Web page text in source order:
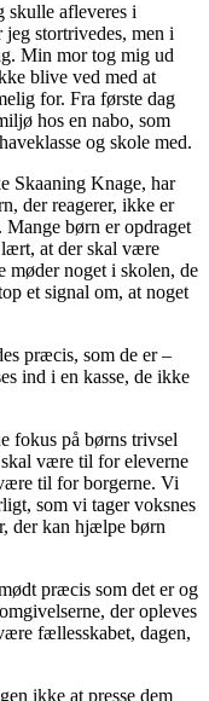
skulle afleveres i
stortrivedes, men i
Min mor tog mig ud
blive ved med at
for. Fra første dag
hos en nabo, som
og skole med.
Skaaning Knage, har
der reagerer, ikke er
Mange børn er opdraget
lært, at der skal være
møder noget i skolen, de
et signal om, at noget
præcis, som de er –
ind i en kasse, de ikke
fokus på børns trivsel
være til for eleverne
til for borgerne. Vi
som vi tager voksnes
der kan hjælpe børn
præcis som det er og
der opleves
fællesskabet, dagen,
ikke at presse dem